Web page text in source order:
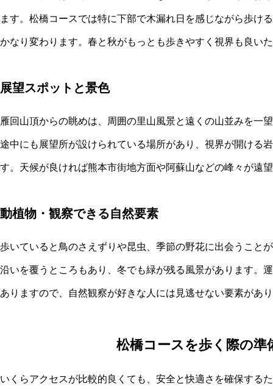
ます。松橋コースでは特に下部で木漏れ日を感じながら歩け
かなり変わります。春と秋がもっとも歩きやすく視界も良い
展望スポットと景色
雁回山頂からの眺めは、周囲の里山風景と遠くの山並みを一
途中にも展望所が設けられている場所があり、視界が開ける
す。天候が良ければ熊本市街地方面や阿蘇山などの峰々が遠
動植物・観察できる自然要素
歩いていると鳥のさえずりや昆虫、季節の野花に出会うこと
沿いを覆うところもあり、冬でも緑が残る風景があります。
ありますので、自然観察が好きな人には見逃せない要素があ
松橋コースを歩く際の準
いくらアクセスが比較的良くても、安全と快適さを確保する